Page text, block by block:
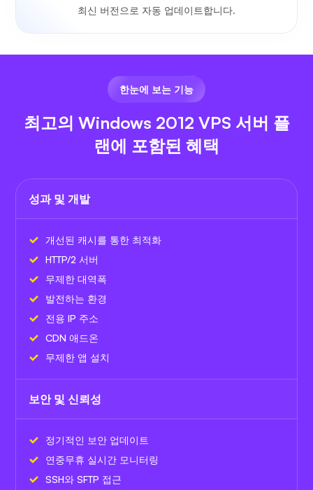
최신 버전으로 자동 업데이트합니다.
한눈에 보는 기능
최고의 Windows 2012 VPS 서버 플
랜에 포함된 혜택
성과 및 개발
개선된 캐시를 통한 최적화
HTTP/2 서버
무제한 대역폭
발전하는 환경
전용 IP 주소
CDN 애드온
무제한 앱 설치
보안 및 신뢰성
정기적인 보안 업데이트
연중무휴 실시간 모니터링
SSH와 SFTP 접근